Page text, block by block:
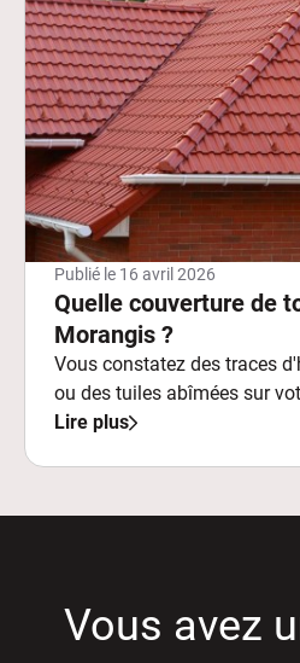
Publié le 16 avril 2026
Quelle couverture de
Morangis ?
Vous constatez des traces
ou des tuiles abîmées sur
Lire plus
Vous avez